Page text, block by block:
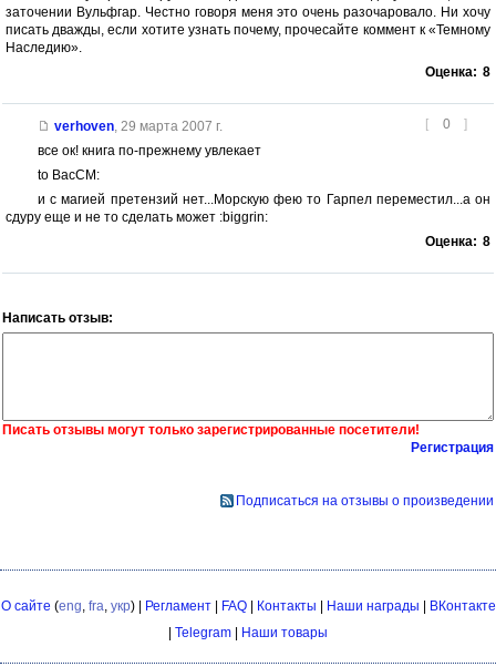
заточении Вульфгар. Честно говоря меня это очень разочаровало. Ни хочу
писать дважды, если хотите узнать почему, прочесайте коммент к «Темному
Наследию».
Оценка: 8
[ 0 ]
verhoven, 29 марта 2007 г.
все ок! книга по-прежнему увлекает
to BacCM:
и с магией претензий нет...Морскую фею то Гарпел переместил...а он
сдуру еще и не то сделать может :biggrin:
Оценка: 8
Написать отзыв:
Писать отзывы могут только зарегистрированные посетители!
Регистрация
Подписаться на отзывы о произведении
О сайте (eng fra укр) | Регламент| FAQ| Контакты | Наши награды | ВКонтакте
| Telegram | Наши товары